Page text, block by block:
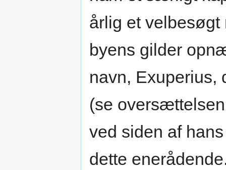
årlig et
byens gilder
navn, Exuperius,
(se
ved siden af
dette